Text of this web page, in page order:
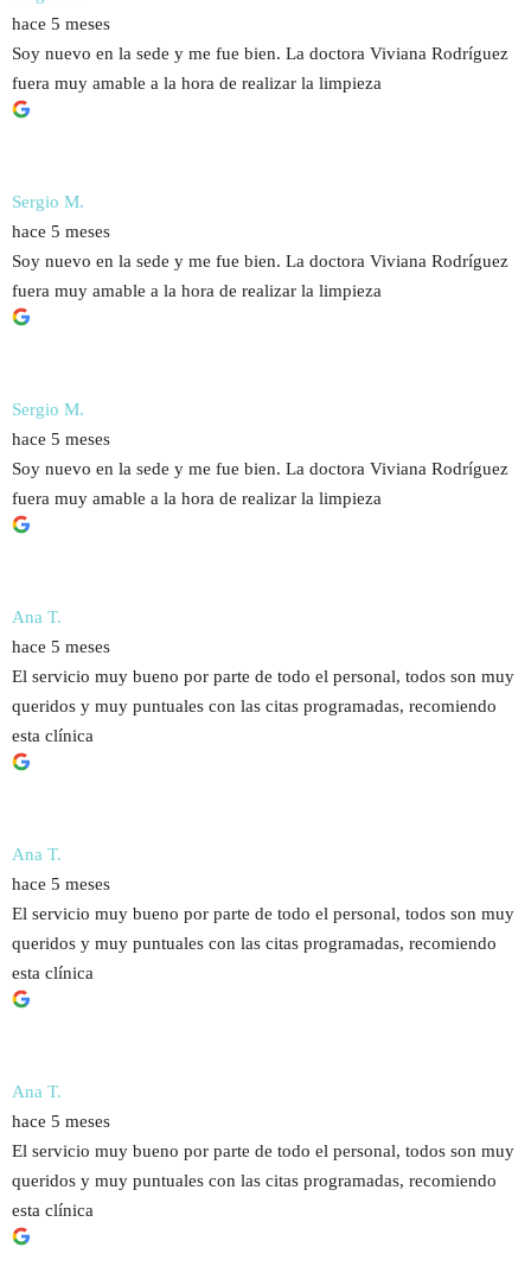
hace 5 meses
Soy nuevo en la sede y me fue bien. La doctora Viviana Rodríguez
fuera muy amable a la hora de realizar la limpieza
Sergio M.
hace 5 meses
Soy nuevo en la sede y me fue bien. La doctora Viviana Rodríguez
fuera muy amable a la hora de realizar la limpieza
Sergio M.
hace 5 meses
Soy nuevo en la sede y me fue bien. La doctora Viviana Rodríguez
fuera muy amable a la hora de realizar la limpieza
Ana T.
hace 5 meses
El servicio muy bueno por parte de todo el personal, todos son muy
queridos y muy puntuales con las citas programadas, recomiendo
esta clínica
Ana T.
hace 5 meses
El servicio muy bueno por parte de todo el personal, todos son muy
queridos y muy puntuales con las citas programadas, recomiendo
esta clínica
Ana T.
hace 5 meses
El servicio muy bueno por parte de todo el personal, todos son muy
queridos y muy puntuales con las citas programadas, recomiendo
esta clínica